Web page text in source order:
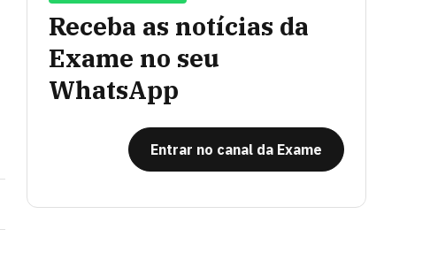
Receba as notícias da
Exame no seu
WhatsApp
Entrar no canal da Exame